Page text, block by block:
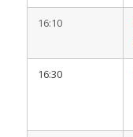
16:10
16:30